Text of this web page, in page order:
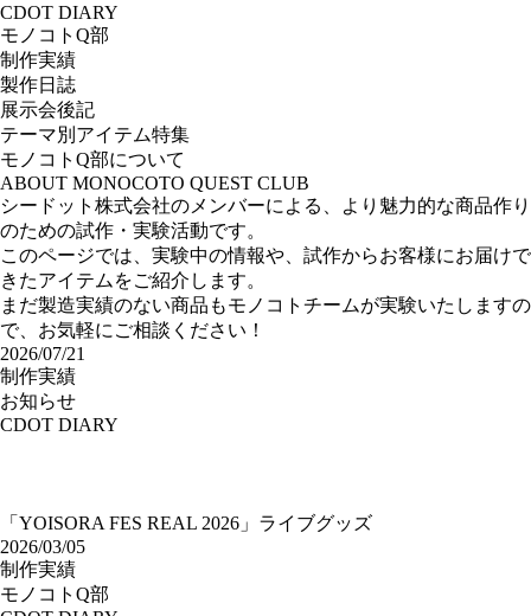
CDOT DIARY
モノコトQ部
制作実績
製作日誌
展示会後記
テーマ別アイテム特集
モノコトQ部について
ABOUT MONOCOTO QUEST CLUB
シードット株式会社のメンバーによる、より魅力的な商品作り
のための試作・実験活動です。
このページでは、実験中の情報や、試作からお客様にお届けで
きたアイテムをご紹介します。
まだ製造実績のない商品もモノコトチームが実験いたしますの
で、お気軽にご相談ください！
2026/07/21
制作実績
お知らせ
CDOT DIARY
「YOISORA FES REAL 2026」ライブグッズ
2026/03/05
制作実績
モノコトQ部